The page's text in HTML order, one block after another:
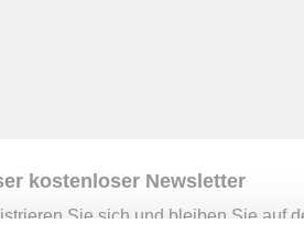
kostenloser Newsletter
Sie sich und bleiben Sie auf